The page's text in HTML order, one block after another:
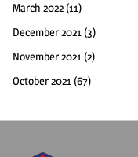
March 2022 (11)
December 2021 (3)
November 2021 (2)
October 2021 (67)